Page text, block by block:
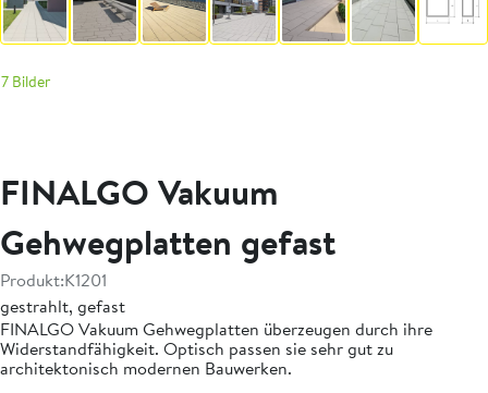
7 Bilder
FINALGO Vakuum
Gehwegplatten gefast
Produkt:K1201
gestrahlt, gefast
FINALGO Vakuum Gehwegplatten überzeugen durch ihre
Widerstandfähigkeit. Optisch passen sie sehr gut zu
architektonisch modernen Bauwerken.